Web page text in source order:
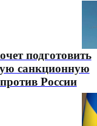
подготовить
санкционную
России